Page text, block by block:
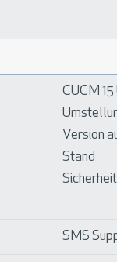
CUCM
Version
Stand
SMS